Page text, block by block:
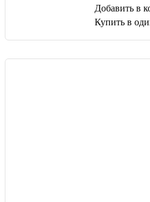
Добавить в
Купить в